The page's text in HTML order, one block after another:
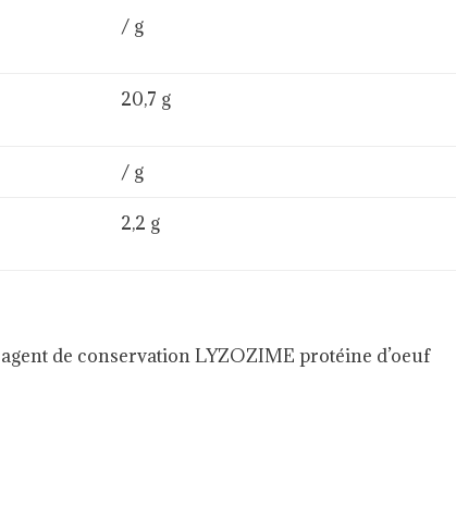
/ g
20,7 g
/ g
2,2 g
de conservation LYZOZIME protéine d’oeuf